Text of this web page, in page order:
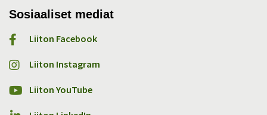
Sosiaaliset mediat
Liiton Facebook
Liiton Instagram
Liiton YouTube